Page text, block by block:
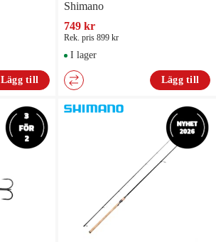
Lägg till
Shimano
749 kr
Rek. pris 899 kr
I lager
Lägg till